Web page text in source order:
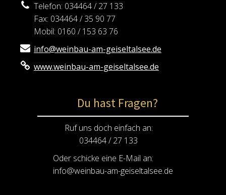
Telefon: 034464 / 27 133
Fax: 034464 / 35 90 77
Mobil: 0160 / 153 63 76
info@weinbau-am-geiseltalsee.de
www.weinbau-am-geiseltalsee.de
Du hast Fragen?
Ruf uns doch einfach an:
034464 / 27 133
Oder schicke eine E-Mail an:
info@weinbau-am-geiseltalsee.de